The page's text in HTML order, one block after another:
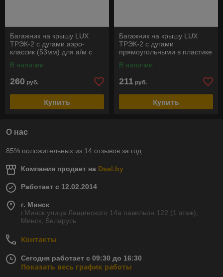
Багажник на крышу LUX
ТРЭК-2 с дугами аэро-
классик (53мм) для а/м с
рейлингами
В наличии
260 руб.
Купить
Багажник на крышу LUX
ТРЭК-2 с дугами
прямоугольными в пластике
интергированными
В наличии
211 руб.
Купить
О нас
85% положительных из 14 отзывов за год
Компания продает на Deal.by
Работает с 12.02.2014
г. Минск
г.Минск улица Лещинского 14а павильон 122 (1 этаж),
Минск, Беларусь
Контакты
Сегодня работает с 09:30 до 16:30
Показать весь график работы